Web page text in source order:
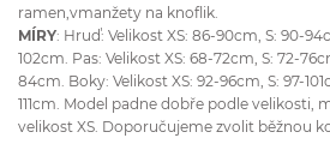
ramen,vmanžety na knoflik.
MÍRY: Hruď: Velikost XS: 86-90cm, S: 90-
102cm. Pas: Velikost XS: 68-72cm, S: 72-
84cm. Boky: Velikost XS: 92-96cm, S: 97-
111cm. Model padne dobře podle velikosti,
velikost XS. Doporučujeme zvolit běžnou